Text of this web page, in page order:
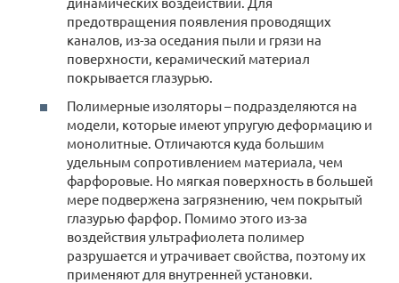
предотвращения появления проводящих
каналов, из-за оседания пыли и грязи на
поверхности, керамический материал
покрывается глазурью.
Полимерные изоляторы – подразделяются на
модели, которые имеют упругую деформацию и
монолитные. Отличаются куда большим
удельным сопротивлением материала, чем
фарфоровые. Но мягкая поверхность в большей
мере подвержена загрязнению, чем покрытый
глазурью фарфор. Помимо этого из-за
воздействия ультрафиолета полимер
разрушается и утрачивает свойства, поэтому их
применяют для внутренней установки.